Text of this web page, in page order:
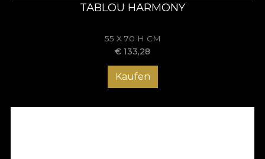
TABLOU HARMONY
55 X 70 H CM
€ 133,28
Kaufen